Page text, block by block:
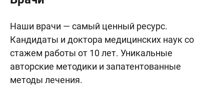
Наши врачи — самый ценный ресурс.
Кандидаты и доктора медицинских наук со
стажем работы от 10 лет. Уникальные
авторские методики и запатентованные
методы лечения.